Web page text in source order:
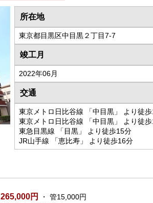
所在地
東京都目黒区中目黒２丁目7-7
竣工月
2022年06月
交通
東京メトロ日比谷線 「中目黒」 より徒
東京メトロ日比谷線 「中目黒」 より徒
東急目黒線 「目黒」 より徒歩15分
JR山手線 「恵比寿」 より徒歩16分
265,000円
・ 管15,000円